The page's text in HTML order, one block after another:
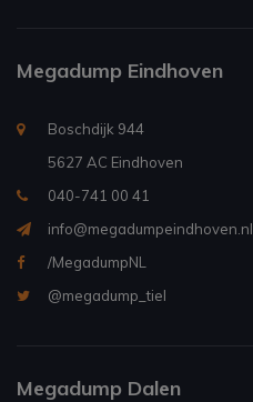
Megadump Eindhoven
Boschdijk 944
5627 AC Eindhoven
040-741 00 41
info@megadumpeindhoven.nl
/MegadumpNL
@megadump_tiel
Megadump Dalen